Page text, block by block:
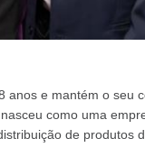
e mantém o seu
como uma
de produtos